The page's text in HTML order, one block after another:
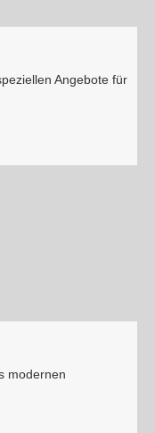
Angebote für
modernen